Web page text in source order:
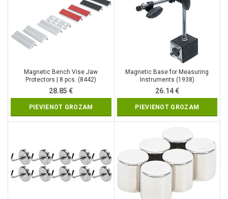
Magnetic Bench Vise Jaw
Protectors | 8 pcs. (8442)
28.85€
PIEVIENOT GROZAM
Magnetic Base for Measuring
Instruments (1938)
26.14€
PIEVIENOT GROZAM